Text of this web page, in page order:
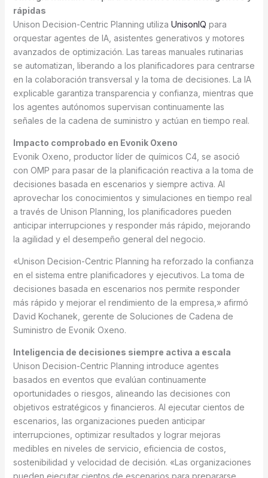
rápidas
Unison Decision-Centric Planning utiliza UnisonIQ para
orquestar agentes de IA, asistentes generativos y motores
avanzados de optimización. Las tareas manuales rutinarias
se automatizan, liberando a los planificadores para centrarse
en la colaboración transversal y la toma de decisiones. La IA
explicable garantiza transparencia y confianza, mientras que
los agentes autónomos supervisan continuamente las
señales de la cadena de suministro y actúan en tiempo real.
Impacto comprobado en Evonik Oxeno
Evonik Oxeno, productor líder de químicos C4, se asoció
con OMP para pasar de la planificación reactiva a la toma de
decisiones basada en escenarios y siempre activa. Al
aprovechar los conocimientos y simulaciones en tiempo real
a través de Unison Planning, los planificadores pueden
anticipar interrupciones y responder más rápido, mejorando
la agilidad y el desempeño general del negocio.
«Unison Decision-Centric Planning ha reforzado la confianza
en el sistema entre planificadores y ejecutivos. La toma de
decisiones basada en escenarios nos permite responder
más rápido y mejorar el rendimiento de la empresa,» afirmó
David Kochanek, gerente de Soluciones de Cadena de
Suministro de Evonik Oxeno.
Inteligencia de decisiones siempre activa a escala
Unison Decision-Centric Planning introduce agentes
basados en eventos que evalúan continuamente
oportunidades o riesgos, alineando las decisiones con
objetivos estratégicos y financieros. Al ejecutar cientos de
escenarios, las organizaciones pueden anticipar
interrupciones, optimizar resultados y lograr mejoras
medibles en niveles de servicio, eficiencia de costos,
sostenibilidad y velocidad de decisión. «Las organizaciones